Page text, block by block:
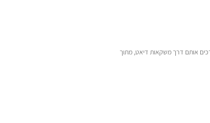
אותם דרך משקאות דיאט, מתוך